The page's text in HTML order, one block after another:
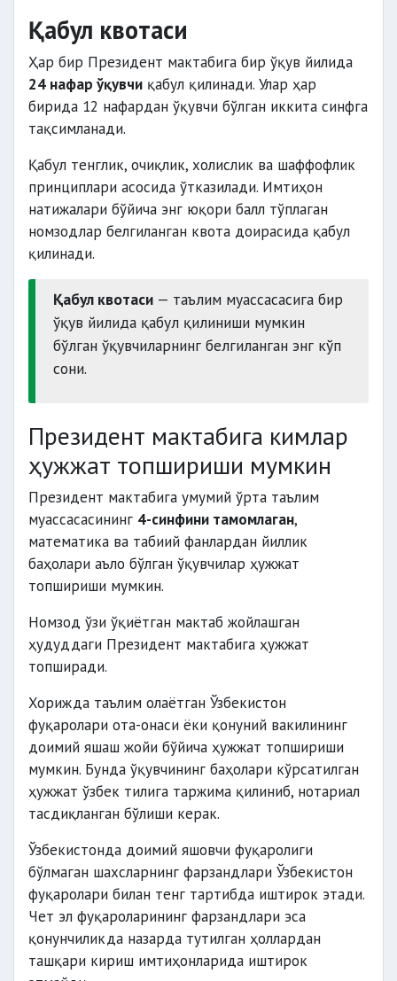
Қабул квотаси
Ҳар бир Президент мактабига бир ўқув йилида
24 нафар ўқувчи қабул қилинади. Улар ҳар
бирида 12 нафардан ўқувчи бўлган иккита синфга
тақсимланади.
Қабул тенглик, очиқлик, холислик ва шаффофлик
принциплари асосида ўтказилади. Имтиҳон
натижалари бўйича энг юқори балл тўплаган
номзодлар белгиланган квота доирасида қабул
қилинади.
Қабул квотаси — таълим муассасасига бир
ўқув йилида қабул қилиниши мумкин
бўлган ўқувчиларнинг белгиланган энг кўп
сони.
Президент мактабига кимлар
ҳужжат топшириши мумкин
Президент мактабига умумий ўрта таълим
муассасасининг 4-синфини тамомлаган,
математика ва табиий фанлардан йиллик
баҳолари аъло бўлган ўқувчилар ҳужжат
топшириши мумкин.
Номзод ўзи ўқиётган мактаб жойлашган
ҳудуддаги Президент мактабига ҳужжат
топширади.
Хорижда таълим олаётган Ўзбекистон
фуқаролари ота-онаси ёки қонуний вакилининг
доимий яшаш жойи бўйича ҳужжат топшириши
мумкин. Бунда ўқувчининг баҳолари кўрсатилган
ҳужжат ўзбек тилига таржима қилиниб, нотариал
тасдиқланган бўлиши керак.
Ўзбекистонда доимий яшовчи фуқаролиги
бўлмаган шахсларнинг фарзандлари Ўзбекистон
фуқаролари билан тенг тартибда иштирок этади.
Чет эл фуқароларининг фарзандлари эса
қонунчиликда назарда тутилган ҳоллардан
ташқари кириш имтиҳонларида иштирок